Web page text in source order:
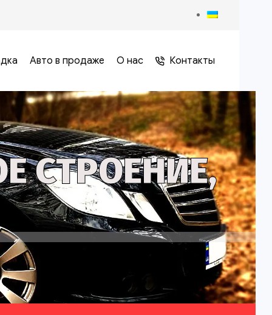
Авто в продаже О нас Контакты
СТРОЕНИЕ,